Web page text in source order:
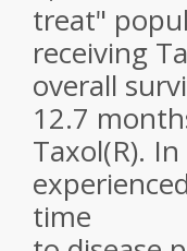
treat"
receiving
overall
12.7
Taxol(R).
time